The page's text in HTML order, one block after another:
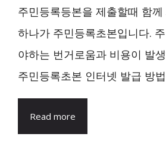
주민등록등본을 제출할때 함
하나가 주민등록초본입니다.
야하는 번거로움과 비용이 발
주민등록초본 인터넷 발급 방
Read more